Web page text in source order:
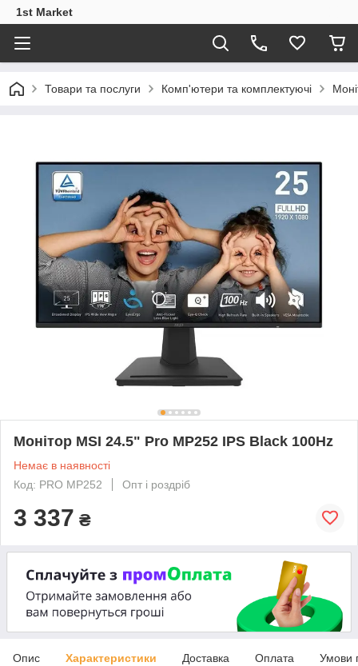
1st Market
Товари та послуги Комп'ютери та комплектуючі
Монітор MSI 24.5" Pro MP252 IPS Black 100Hz
Немає в наявності
Код: PRO MP252
Опт і роздріб
3 337 ₴
Опис Характеристики Доставка Оплата Умови